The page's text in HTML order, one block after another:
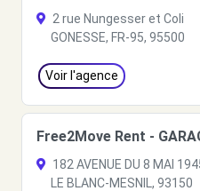
2 rue Nungesser et Coli
GONESSE, FR-95, 95500
Voir l'agence
Free2Move Rent -
182 AVENUE DU 8 MAI
LE BLANC-MESNIL, 93150